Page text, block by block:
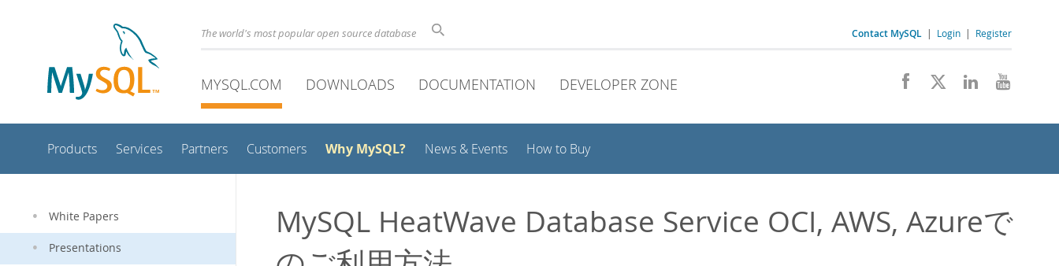
The world's most popular open source database Contact MySQL | Login | Register
MYSQL.COM DOWNLOADS DOCUMENTATION DEVELOPER ZONE
Products Services Partners Customers Why MySQL? News & Events How to Buy
White Papers
Presentations
MySQL HeatWave Database Service OCI, AWS, Azureで